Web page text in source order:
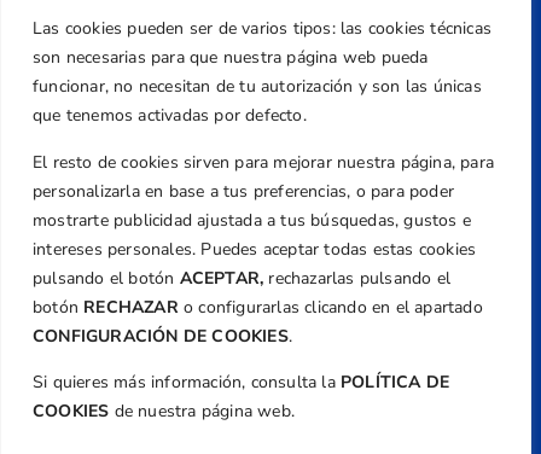
Las cookies pueden ser de varios tipos: las cookies técnicas
son necesarias para que nuestra página web pueda
funcionar, no necesitan de tu autorización y son las únicas
que tenemos activadas por defecto.
El resto de cookies sirven para mejorar nuestra página, para
personalizarla en base a tus preferencias, o para poder
mostrarte publicidad ajustada a tus búsquedas, gustos e
intereses personales. Puedes aceptar todas estas cookies
pulsando el botón ACEPTAR, rechazarlas pulsando el
botón RECHAZARo configurarlas clicando en el apartado
CONFIGURACIÓN DE COOKIES.
Si quieres más información, consulta la POLÍTICA DE
COOKIES de nuestra página web.
Teléfono
+34 961 367 799
Email
federacion@golfcv.com
Aviso Legal
Política de Privacidad
Transparencia
Normativa
Federación